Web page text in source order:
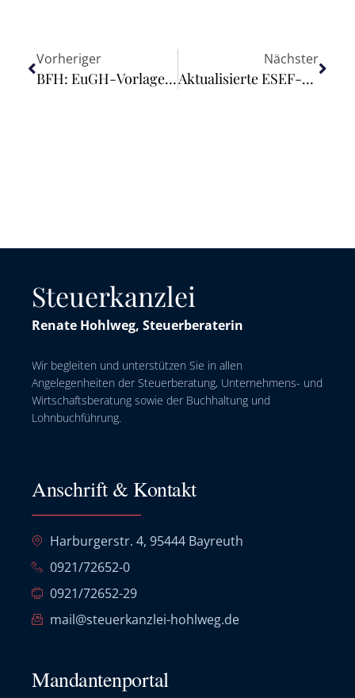
Vorheriger
BFH: EuGH-Vorlage zur Bedeutung des vereinfachten Begleitdokuments für die Steuerentlastung für in einen anderen Mitgliedstaat beförderte Energieerzeugnisse
Nächster
Aktualisierte ESEF-Basistaxonomie 2025 im Amtsblatt der Europäischen Union veröffentlicht
Steuerkanzlei
Renate Hohlweg, Steuerberaterin
Wir begleiten und unterstützen Sie in allen
Angelegenheiten der Steuerberatung, Unternehmens- und
Wirtschaftsberatung sowie der Buchhaltung und
Lohnbuchführung.
Anschrift & Kontakt
Harburgerstr. 4, 95444 Bayreuth
0921/72652-0
0921/72652-29
mail@steuerkanzlei-hohlweg.de
Mandantenportal